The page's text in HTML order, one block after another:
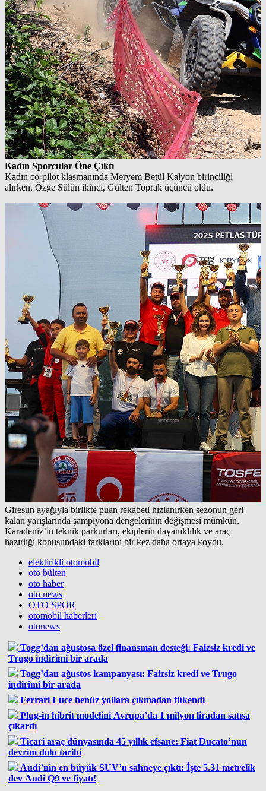
Kadın Sporcular Öne Çıktı
Kadın co‑pilot klasmanında Meryem Betül Kalyon birinciliği
alırken, Özge Sülün ikinci, Gülten Toprak üçüncü oldu.
Giresun ayağıyla birlikte puan rekabeti hızlanırken sezonun geri
kalan yarışlarında şampiyona dengelerinin değişmesi mümkün.
Karadeniz’in teknik parkurları, ekiplerin dayanıklılık ve araç
hazırlığı konusundaki farklarını bir kez daha ortaya koydu.
elektirikli otomobil
oto bülten
oto haber
oto news
OTO SPOR
otomobil haberleri
otonews
Togg’dan ağustosa özel finansman desteği: Faizsiz kredi ve
Trugo indirimi bir arada
Togg’dan ağustos kampanyası: Faizsiz kredi ve Trugo
indirimi bir arada
Ferrari Luce henüz yollara çıkmadan tükendi
Plug-in hibrit modelini Avrupa’da 1 milyon liradan satışa
çıkardı
Ticari araç dünyasında 45 yıllık efsane: Fiat Ducato’nun
devrim dolu tarihi
Audi’nin en büyük SUV’u sahneye çıktı: İşte 5.31 metrelik
dev Audi Q9 ve fiyatı!